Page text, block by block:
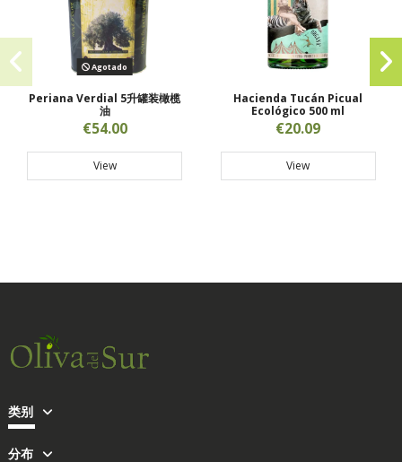
Agotado
Periana Verdial 5升罐装橄榄
油
€54.00
View
Hacienda Tucán Picual
Ecológico 500 ml
€20.09
View
类别
分布